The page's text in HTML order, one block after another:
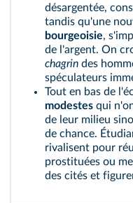
désargentée,
tandis qu'une
bourgeoisie,
de l'argent. On
chagrin des
spéculateurs
Tout en bas de
modestes qui
de leur milieu
de chance.
rivalisent pour
prostituées ou
des cités et